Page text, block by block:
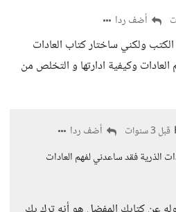
أضف ردا
ولكني ساختار كتاب العادات
وكيفية ادارتها و التخلص من
قبل 3 سنوات
أضف ردا
الذرية فقد ساعدني لفهم العادات